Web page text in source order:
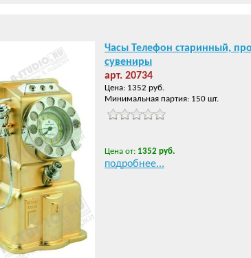
Часы Телефон старинный,
сувениры
арт. 20734
Цена: 1352 руб.
Минимальная партия: 150 шт.
Цена от: 1352 руб.
подробнее...